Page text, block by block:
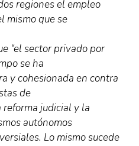
regiones el empleo
mismo que se
“el sector privado por
se ha
y cohesionada en contra
de
judicial y la
autónomos
Lo mismo sucede